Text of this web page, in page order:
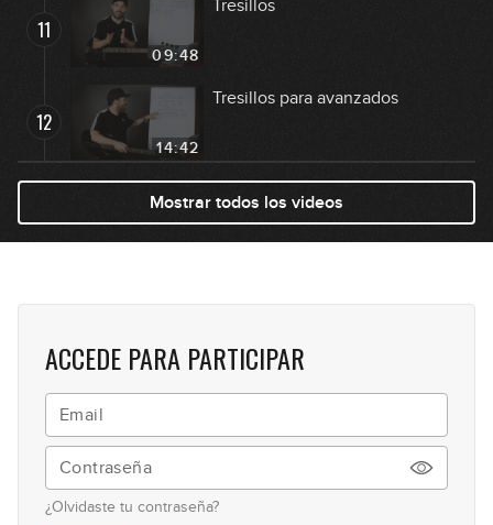
11
09:48
Tresillos
12
14:42
Tresillos para avanzados
13:21
Compás de 5/4
14
15
Modos de ritmo (principiante)
16
Modos de ritmo (avanzado)
Mostrar todos los videos
ACCEDE PARA PARTICIPAR
¿Olvidaste tu contraseña?